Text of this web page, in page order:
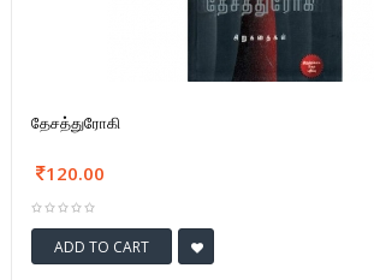
தேசத்துரோகி
120.00
ADD TO CART